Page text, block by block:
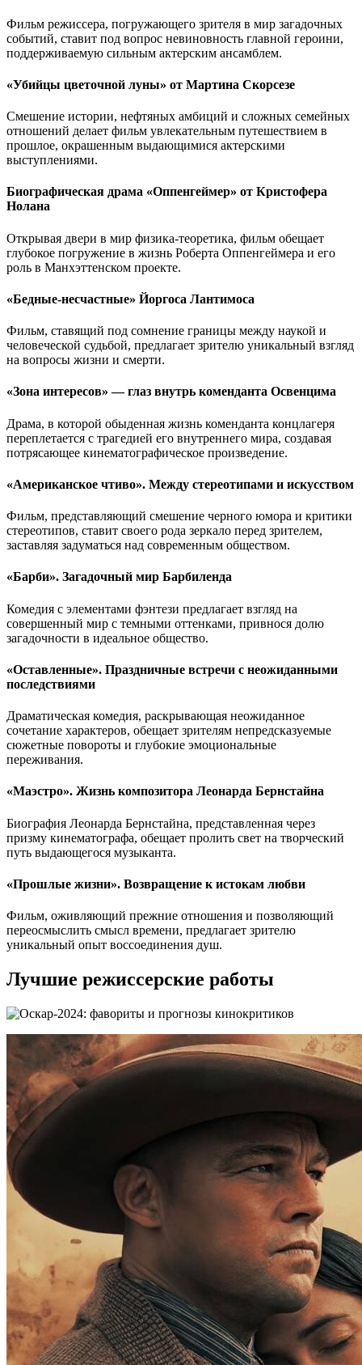
Фильм режиссера, погружающего зрителя в мир загадочных
событий, ставит под вопрос невиновность главной героини,
поддерживаемую сильным актерским ансамблем.
«Убийцы цветочной луны» от Мартина Скорсезе
Смешение истории, нефтяных амбиций и сложных семейных
отношений делает фильм увлекательным путешествием в
прошлое, окрашенным выдающимися актерскими
выступлениями.
Биографическая драма «Оппенгеймер» от Кристофера
Нолана
Открывая двери в мир физика-теоретика, фильм обещает
глубокое погружение в жизнь Роберта Оппенгеймера и его
роль в Манхэттенском проекте.
«Бедные-несчастные» Йоргоса Лантимоса
Фильм, ставящий под сомнение границы между наукой и
человеческой судьбой, предлагает зрителю уникальный взгляд
на вопросы жизни и смерти.
«Зона интересов» — глаз внутрь коменданта Освенцима
Драма, в которой обыденная жизнь коменданта концлагеря
переплетается с трагедией его внутреннего мира, создавая
потрясающее кинематографическое произведение.
«Американское чтиво». Между стереотипами и искусством
Фильм, представляющий смешение черного юмора и критики
стереотипов, ставит своего рода зеркало перед зрителем,
заставляя задуматься над современным обществом.
«Барби». Загадочный мир Барбиленда
Комедия с элементами фэнтези предлагает взгляд на
совершенный мир с темными оттенками, привнося долю
загадочности в идеальное общество.
«Оставленные». Праздничные встречи с неожиданными
последствиями
Драматическая комедия, раскрывающая неожиданное
сочетание характеров, обещает зрителям непредсказуемые
сюжетные повороты и глубокие эмоциональные
переживания.
«Маэстро». Жизнь композитора Леонарда Бернстайна
Биография Леонарда Бернстайна, представленная через
призму кинематографа, обещает пролить свет на творческий
путь выдающегося музыканта.
«Прошлые жизни». Возвращение к истокам любви
Фильм, оживляющий прежние отношения и позволяющий
переосмыслить смысл времени, предлагает зрителю
уникальный опыт воссоединения душ.
Лучшие режиссерские работы